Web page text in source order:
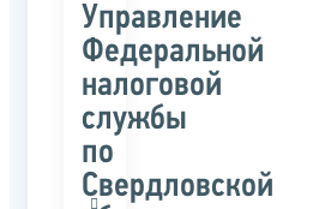
Управление
Федеральной
налоговой
службы
по
Свердловской